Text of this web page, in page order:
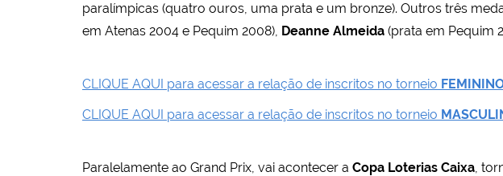
paralímpicas (quatro ouros, uma prata e um bronze). Outros três
em Atenas 2004 e Pequim 2008), Deanne Almeida (prata em Pequim
CLIQUE AQUI para acessar a relação de inscritos no torneio
CLIQUE AQUI para acessar a relação de inscritos no torneio
Paralelamente ao Grand Prix, vai acontecer a Copa Loterias Caixa,